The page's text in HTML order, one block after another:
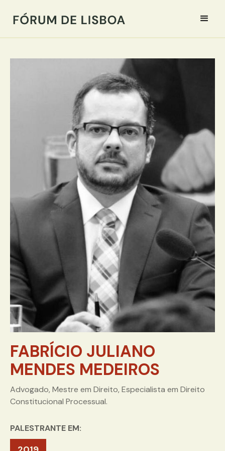
FABRÍCIO JULIANO
MENDES MEDEIROS
Advogado, Mestre em Direito, Especialista em Direito
Constitucional Processual.
PALESTRANTE EM: